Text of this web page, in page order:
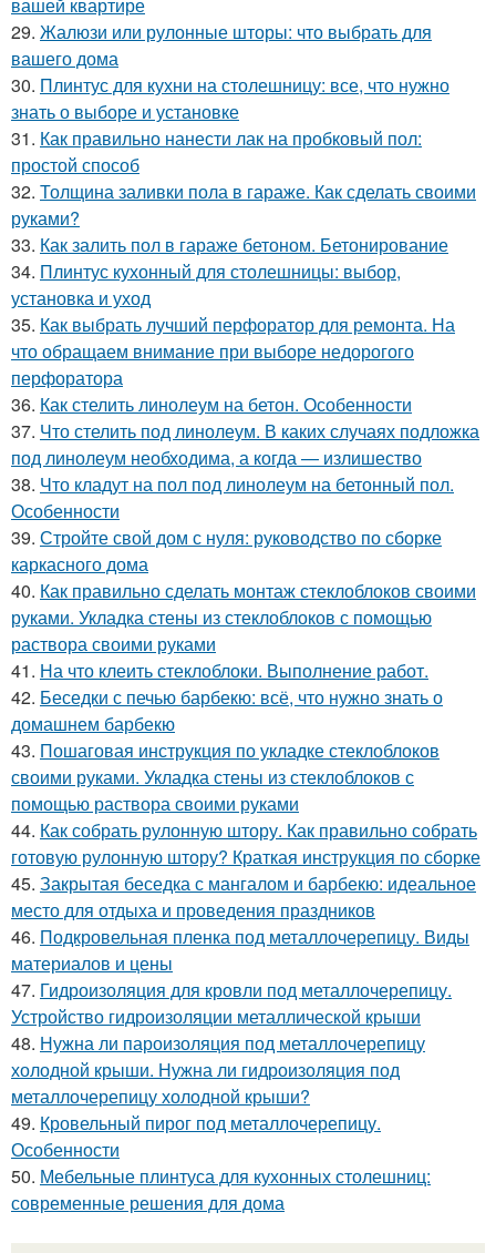
29. Жалюзи или рулонные шторы: что выбрать для
вашего дома
30. Плинтус для кухни на столешницу: все, что нужно
знать о выборе и установке
31. Как правильно нанести лак на пробковый пол:
простой способ
32. Толщина заливки пола в гараже. Как сделать своими
руками?
33. Как залить пол в гараже бетоном. Бетонирование
34. Плинтус кухонный для столешницы: выбор,
установка и уход
35. Как выбрать лучший перфоратор для ремонта. На
что обращаем внимание при выборе недорогого
перфоратора
36. Как стелить линолеум на бетон. Особенности
37. Что стелить под линолеум. В каких случаях подложка
под линолеум необходима, а когда — излишество
38. Что кладут на пол под линолеум на бетонный пол.
Особенности
39. Стройте свой дом с нуля: руководство по сборке
каркасного дома
40. Как правильно сделать монтаж стеклоблоков своими
руками. Укладка стены из стеклоблоков с помощью
раствора своими руками
41. На что клеить стеклоблоки. Выполнение работ.
42. Беседки с печью барбекю: всё, что нужно знать о
домашнем барбекю
43. Пошаговая инструкция по укладке стеклоблоков
своими руками. Укладка стены из стеклоблоков с
помощью раствора своими руками
44. Как собрать рулонную штору. Как правильно собрать
готовую рулонную штору? Краткая инструкция по сборке
45. Закрытая беседка с мангалом и барбекю: идеальное
место для отдыха и проведения праздников
46. Подкровельная пленка под металлочерепицу. Виды
материалов и цены
47. Гидроизоляция для кровли под металлочерепицу.
Устройство гидроизоляции металлической крыши
48. Нужна ли пароизоляция под металлочерепицу
холодной крыши. Нужна ли гидроизоляция под
металлочерепицу холодной крыши?
49. Кровельный пирог под металлочерепицу.
Особенности
50. Мебельные плинтуса для кухонных столешниц:
современные решения для дома